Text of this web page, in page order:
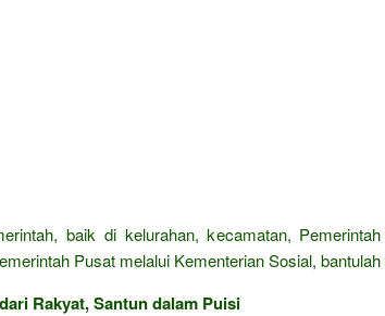
baik di kelurahan, kecamatan,
Pusat melalui Kementerian Sosial, bantulah
Rakyat, Santun dalam Puisi